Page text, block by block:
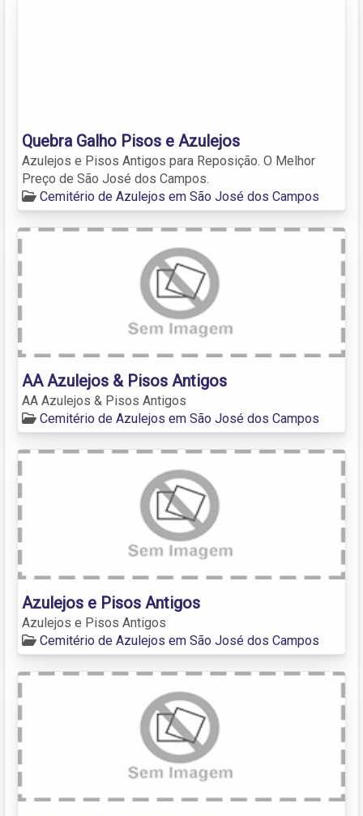
Quebra Galho Pisos e Azulejos
Azulejos e Pisos Antigos para Reposição. O Melhor
Preço de São José dos Campos.
Cemitério de Azulejos em São José dos Campos
AA Azulejos & Pisos Antigos
AA Azulejos & Pisos Antigos
Cemitério de Azulejos em São José dos Campos
Azulejos e Pisos Antigos
Azulejos e Pisos Antigos
Cemitério de Azulejos em São José dos Campos